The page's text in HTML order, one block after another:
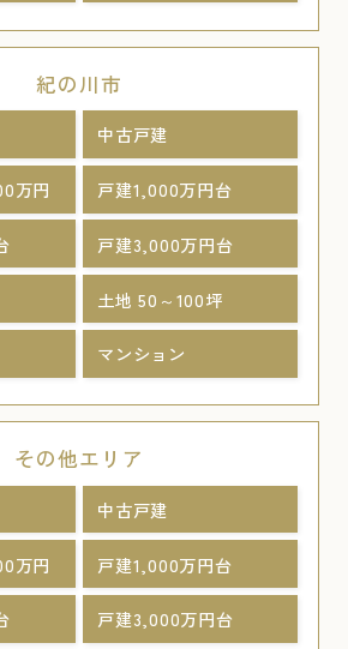
紀の川市
中古戸建
万円 戸建1,000万円台
戸建3,000万円台
土地 50～100坪
マンション
その他エリア
中古戸建
万円 戸建1,000万円台
戸建3,000万円台